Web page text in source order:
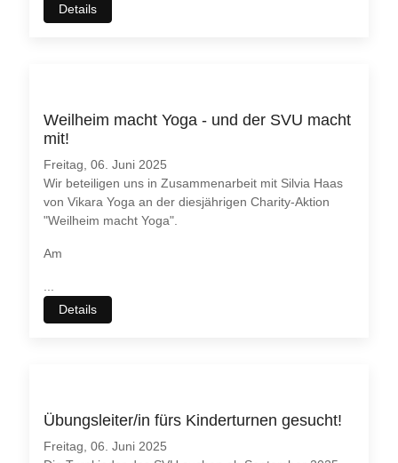
Details
Weilheim macht Yoga - und der SVU macht
mit!
Freitag, 06. Juni 2025
Wir beteiligen uns in Zusammenarbeit mit Silvia Haas
von Vikara Yoga an der diesjährigen Charity-Aktion
"Weilheim macht Yoga".
Am
Details
Übungsleiter/in fürs Kinderturnen gesucht!
Freitag, 06. Juni 2025